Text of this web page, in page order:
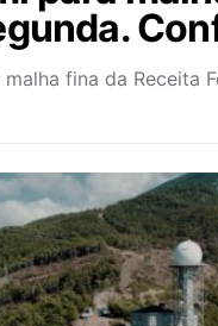
fina da Receita